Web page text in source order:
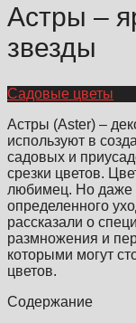
Астры –
звезды
Садовые цветы
Астры (Aster) –
используют в
садовых и
срезки цветов.
любимец. Но даже
определенного
рассказали о
размножения и
которыми могут
цветов.
Содержание